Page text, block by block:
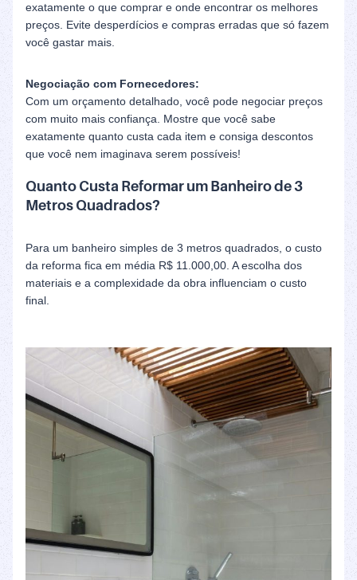
exatamente o que comprar e onde encontrar os melhores
preços. Evite desperdícios e compras erradas que só fazem
você gastar mais.
Negociação com Fornecedores:
Com um orçamento detalhado, você pode negociar preços
com muito mais confiança. Mostre que você sabe
exatamente quanto custa cada item e consiga descontos
que você nem imaginava serem possíveis!
Quanto Custa Reformar um Banheiro de 3
Metros Quadrados?
Para um banheiro simples de 3 metros quadrados, o custo
da reforma fica em média R$ 11.000,00. A escolha dos
materiais e a complexidade da obra influenciam o custo
final.